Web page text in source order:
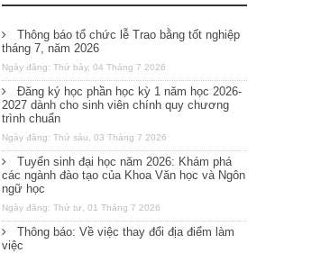
Thông báo tổ chức lễ Trao bằng tốt nghiệp
tháng 7, năm 2026
Ngày đăng: Thứ bảy, 04 Tháng 7 2026
Đăng ký học phần học kỳ 1 năm học 2026-
2027 dành cho sinh viên chính quy chương
trình chuẩn
Ngày đăng: Thứ sáu, 03 Tháng 7 2026
Tuyển sinh đại học năm 2026: Khám phá
các ngành đào tạo của Khoa Văn học và Ngôn
ngữ học
Ngày đăng: Thứ tư, 01 Tháng 7 2026
Thông báo: Về việc thay đổi địa điểm làm
việc